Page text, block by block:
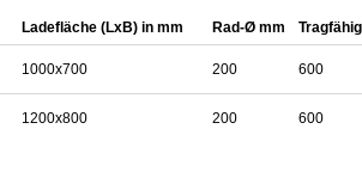
Ladefläche (LxB) in mm Rad-Ø mm
1000x700 200 600
1200x800 200 600